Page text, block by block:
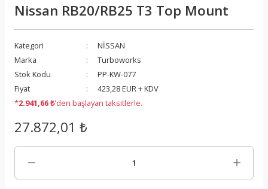
Nissan RB20/RB25 T3 Top Mount
Kategori
NİSSAN
Marka
Turboworks
Stok Kodu
PP-KW-077
Fiyat
423,28 EUR + KDV
*2.941,66 ₺'den başlayan taksitlerle.
27.872,01 ₺